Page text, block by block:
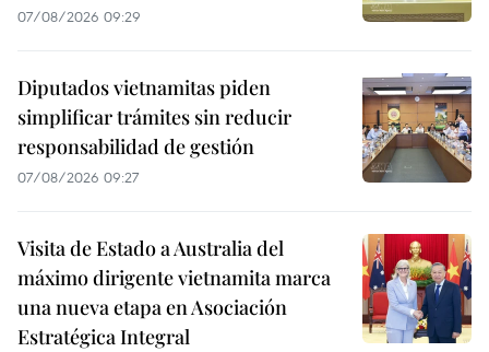
07/08/2026 09:29
Diputados vietnamitas piden
simplificar trámites sin reducir
responsabilidad de gestión
07/08/2026 09:27
Visita de Estado a Australia del
máximo dirigente vietnamita marca
una nueva etapa en Asociación
Estratégica Integral